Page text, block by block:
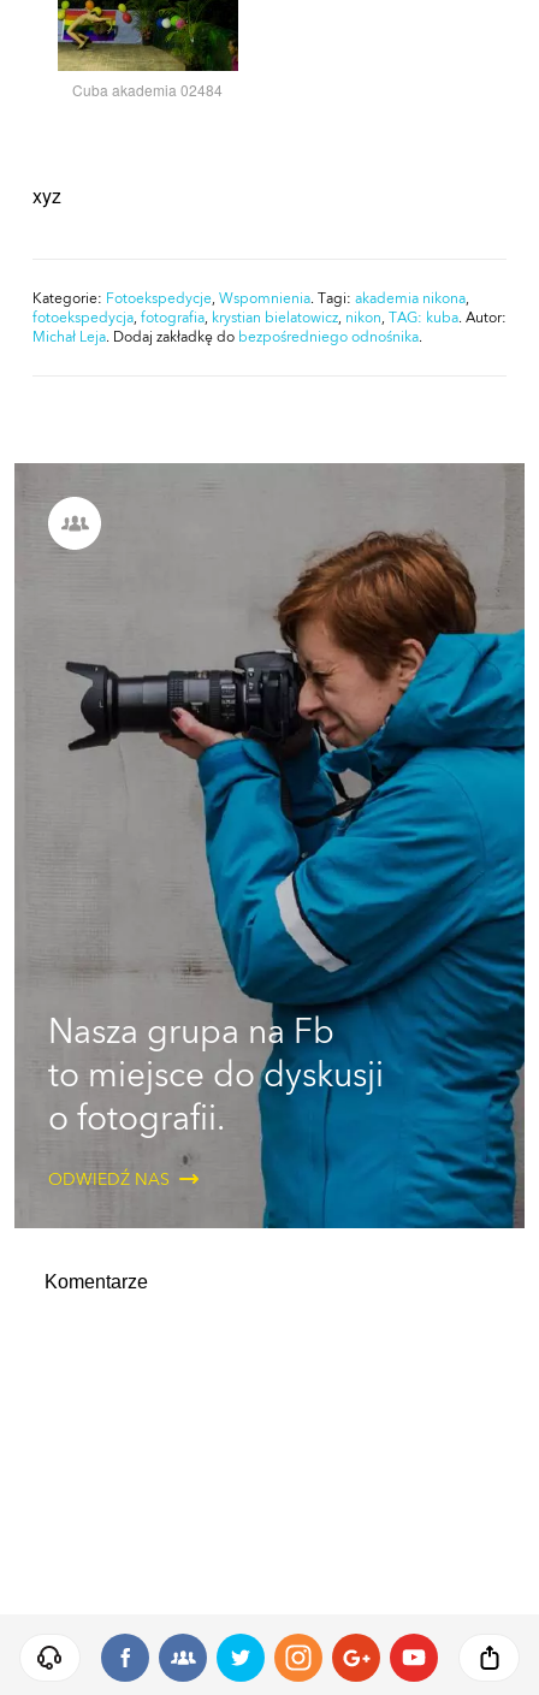
Cuba akademia 02484
xyz
Kategorie: Fotoekspedycje Wspomnienia . Tagi: akademia nikona
fotoekspedycja fotografia krystian bielatowicz nikon TAG: kuba . Autor:
Michał Leja . Dodaj zakładkę do bezpośredniego odnośnika
Nasza grupa na Fb
to miejsce do dyskusji
o fotografii.
ODWIEDŹ NAS
Komentarze